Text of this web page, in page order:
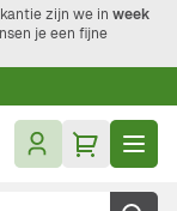
zijn we in week
je een fijne